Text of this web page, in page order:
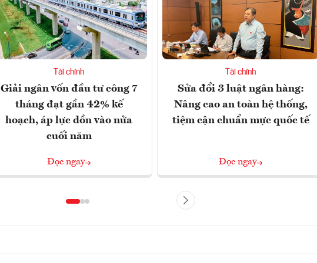
Tài chính
Giải ngân vốn đầu tư công 7
tháng đạt gần 42% kế
hoạch, áp lực dồn vào nửa
cuối năm
Đọc ngay
Tài chính
Sửa đổi 3 luật ngân hàng:
Nâng cao an toàn hệ thống,
tiệm cận chuẩn mực quốc tế
Đọc ngay